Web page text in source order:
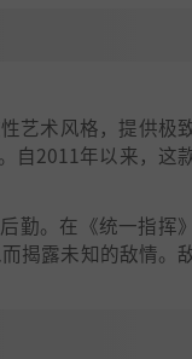
艺术风格，提供极
自2011年以来，这
勤。在《统一指挥
揭露未知的敌情。